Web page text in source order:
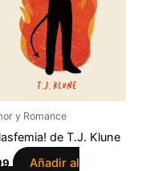
y Romance
de T.J. Klune
Añadir al